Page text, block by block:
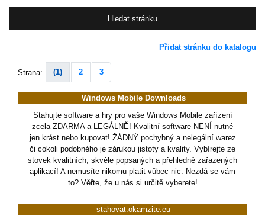
Přidat stránku do katalogu
Strana: (1) 2 3
Windows Mobile Downloads
Stahujte software a hry pro vaše Windows Mobile zařízení
zcela ZDARMA a LEGÁLNĚ! Kvalitní software NENÍ nutné
jen krást nebo kupovat! ŽÁDNÝ pochybný a nelegální warez
či cokoli podobného je zárukou jistoty a kvality. Vybírejte ze
stovek kvalitních, skvěle popsaných a přehledně zařazených
aplikací! A nemusíte nikomu platit vůbec nic. Nezdá se vám
to? Věřte, že u nás si určitě vyberete!
stahovat.okamzite.eu